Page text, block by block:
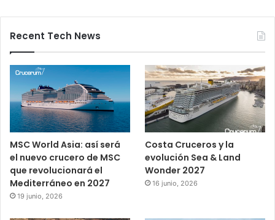
Recent Tech News
MSC World Asia: así será
el nuevo crucero de MSC
que revolucionará el
Mediterráneo en 2027
19 junio, 2026
Costa Cruceros y la
evolución Sea & Land
Wonder 2027
16 junio, 2026